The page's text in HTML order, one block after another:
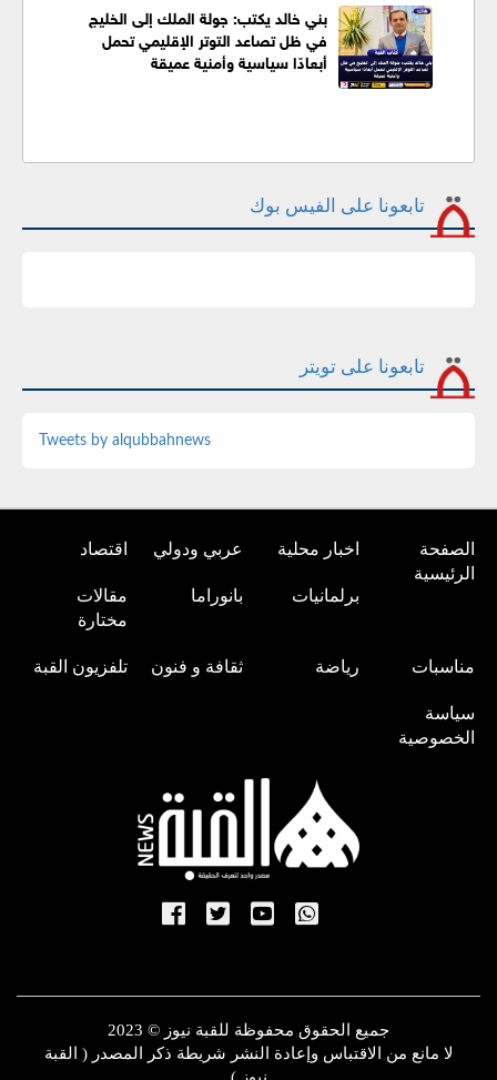
بني خالد يكتب: جولة الملك إلى الخليج
في ظل تصاعد التوتر الإقليمي تحمل
أبعادًا سياسية وأمنية عميقة
تابعونا على الفيس بوك
تابعونا على تويتر
Tweets by alqubbahnews
الصفحة
الرئيسية
اخبار محلية عربي ودولي اقتصاد
برلمانيات بانوراما
مقالات
مختارة
مناسبات رياضة ثقافة و فنون تلفزيون القبة
سياسة
الخصوصية
جميع الحقوق محفوظة للقبة نيوز © 2023
لا مانع من الاقتباس وإعادة النشر شريطة ذكر المصدر ( القبة